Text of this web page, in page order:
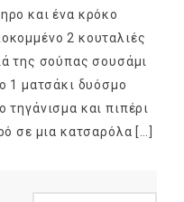
και ένα κρόκο
2 κουταλιές
της σούπας σουσάμι
1 ματσάκι δυόσμο
τηγάνισμα και πιπέρι
σε μια κατσαρόλα […]